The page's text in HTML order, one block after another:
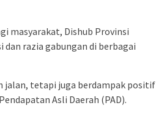
masyarakat, Dishub Provinsi
razia gabungan di berbagai
jalan, tetapi juga berdampak positif
Asli Daerah (PAD).